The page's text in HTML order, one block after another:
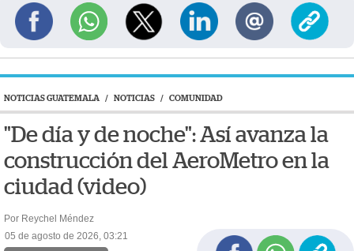
NOTICIAS GUATEMALA / NOTICIAS / COMUNIDAD
"De día y de noche": Así avanza la
construcción del AeroMetro en la
ciudad (video)
Por Reychel Méndez
05 de agosto de 2026, 03:21